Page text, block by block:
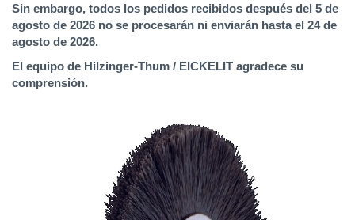
Sin embargo, todos los pedidos recibidos después del 5 de
agosto de 2026 no se procesarán ni enviarán hasta el 24 de
agosto de 2026.
El equipo de Hilzinger-Thum / EICKELIT agradece su
comprensión.